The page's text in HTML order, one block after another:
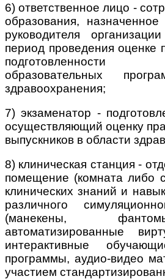
6) ответственное лицо -
образования, назначенное
руководителя
период проведения оценке
подготовленности
образовательных
здравоохранения;
7) экзаменатор -
осуществляющий оценку
выпускников в области
8) клиническая станция -
помещение (комната либо
клинических знаний и
различного
(манекены,
автоматизированные
интерактивные
программы, аудио-видео
участием